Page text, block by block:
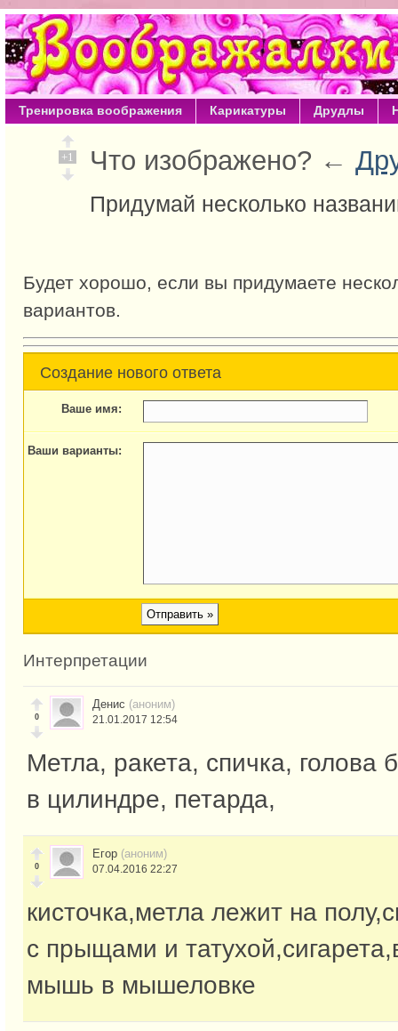
Тренировка воображения Карикатуры Друдлы
+1 Что изображено? ←
Придумай несколько
Будет хорошо, если вы придумаете
вариантов.
Создание нового ответа
Ваше имя:
Ваши варианты:
Интерпретации
0
Денис (аноним)
21.01.2017 12:54
Метла, ракета, спичка, голова
в цилиндре, петарда,
0
Егор (аноним)
07.04.2016 22:27
кисточка,метла лежит на
с прыщами и
мышь в мышеловке